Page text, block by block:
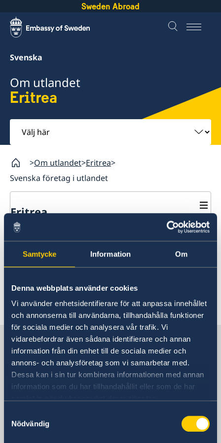
Samtycke Information Om
Denna webbplats använder cookies
Vi använder enhetsidentifierare för att anpassa innehållet
och annonserna till användarna, tillhandahålla funktioner
för sociala medier och analysera vår trafik. Vi
vidarebefordrar även sådana identifierare och annan
information från din enhet till de sociala medier och
annons- och analysföretag som vi samarbetar med.
Dessa kan i sin tur kombinera informationen med annan
information som du har tillhandahållit eller som de har
Nödvändig
Sweden Abroad
Svenska
Om utlandet
Eritrea
Välj
här
Om utlandet Eritrea
Svenska företag i utlandet
Eritrea
Rösta i Eritrea
Hjälp till svenskar i Eritrea
Rösta i Eritrea
Pass utomlands
Förlust av pass
Förnyelse av pass för vuxna
Förnyelse av pass för barn under 18 år
Reseinformation
Aktuella händelser
Allmänna säkerhetsläget
Terrorism
Naturförhållanden och katastrofer
In- och utresebestämmelser
Hälso- och sjukvård
Lokala lagar och sedvänjor
Kriminalitet och personlig säkerhet
Trafiksäkerhet
Försäkringsskydd
Övriga upplysningar
Anmäl din utlandsvistelse
Svenska företag i utlandet
Här finns för närvarande ingen lokal
information om eventuella lokala villkor. Länk
till ambassaden hittar du längst ned på sidan.
Sverige i Eritrea
Sveriges Ambassad